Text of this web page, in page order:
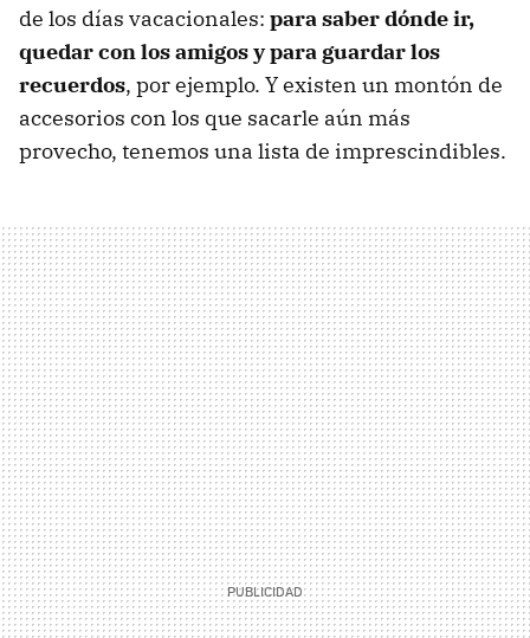
de los días vacacionales: para saber dónde ir,
quedar con los amigos y para guardar los
recuerdos, por ejemplo. Y existen un montón de
accesorios con los que sacarle aún más
provecho, tenemos una lista de imprescindibles.